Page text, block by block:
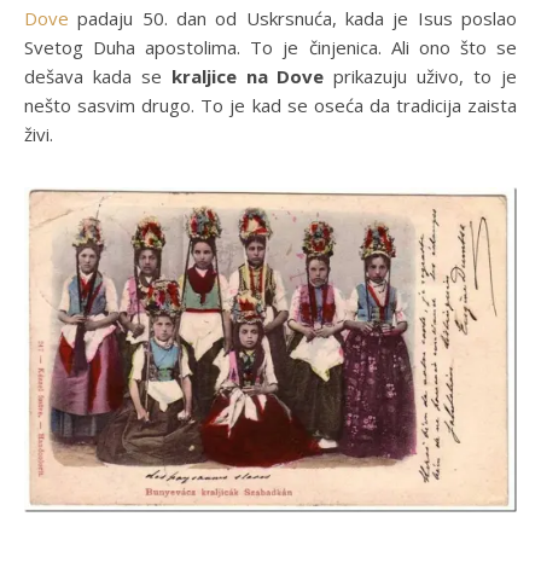
Dove padaju 50. dan od Uskrsnuća, kada je Isus poslao
Svetog Duha apostolima. To je činjenica. Ali ono što se
dešava kada se kraljice na Dove prikazuju uživo, to je
nešto sasvim drugo. To je kad se oseća da tradicija zaista
živi.